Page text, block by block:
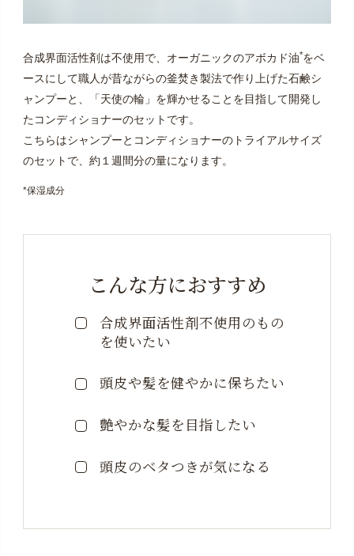
合成界面活性剤は不使用で、オーガニックのアボカド油*をベ
ースにして職人が昔ながらの釜焚き製法で作り上げた石鹸シ
ャンプーと、「天使の輪」を輝かせることを目指して開発し
たコンディショナーのセットです。
こちらはシャンプーとコンディショナーのトライアルサイズ
のセットで、約１週間分の量になります。
*保湿成分
こんな方におすすめ
合成界面活性剤不使用の もの
を使いたい
頭皮や髪を健やかに保ちたい
艶やかな髪を目指したい
頭皮のベタつきが気になる